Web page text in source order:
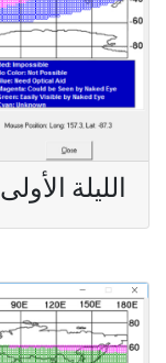
الليلة الأولى